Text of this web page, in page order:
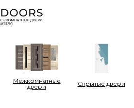
Cкрытые двери
Межкомнатные
двери